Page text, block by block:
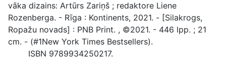
vāka dizains: Artūrs Zariņš ; redaktore Liene
Rozenberga. - Rīga : Kontinents, 2021. - [Silakrogs,
Ropažu novads] : PNB Print. , ©2021. - 446 lpp. ; 21
cm. - (#1New York Times Bestsellers).
ISBN 9789934250217.